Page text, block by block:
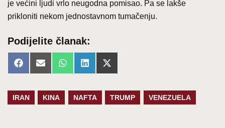
je većini ljudi vrlo neugodna pomisao. Pa se lakše
prikloniti nekom jednostavnom tumačenju.
Podijelite članak:
Share
on
FacebookShare
on
Email Share
on
WhatsAppShare
on
LinkedInShare
on
X
(Twitter)
IRAN KINA NAFTA TRUMP VENEZUELA